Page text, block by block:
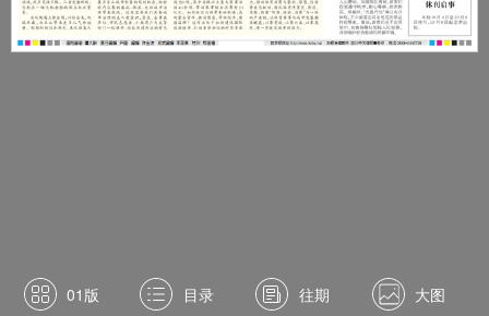
01版 目录 往期 大图